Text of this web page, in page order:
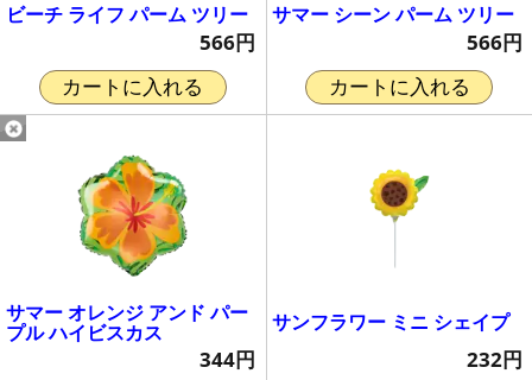
ビーチ ライフ パーム ツリー
566円
カートに入れる
サマー シーン パーム ツリー
566円
カートに入れる
サマー オレンジ アンド パー
プル ハイビスカス
344円
サンフラワー ミニ シェイプ
232円